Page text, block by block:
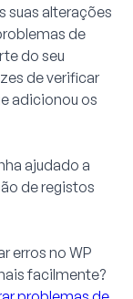
suas alterações
de
do seu
de verificar
adicionou os
ajudado a
de registos
erros no WP
facilmente?